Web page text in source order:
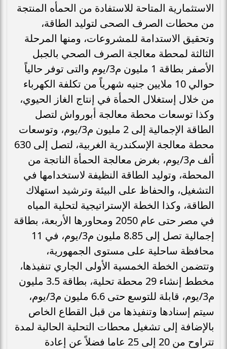
الاستثمارية المتاحة للاستفادة من الحمأه المنتجة
من محطات الصرف الصحى لتوليد الطاقة،
وتحقيق الاستدامة للمشروعات، ومنها المرحلة
الثالثة لمحطة معالجة الصرف الصحي بالجبل
الأصفر بطاقة 1 مليون م3/يوم والتى توفر حالياً
حوالي 10 ملايين جنيه شهرياً من تكلفة الكهرباء
من خلال إستغلال الحمأة في إنتاج الغاز الحيوي،
وكذا توسعات محطة معالجة أبورواش لتصل
الطاقة الإجمالية إلى 2 مليون م3/يوم، وتوسعات
محطة معالجة الإسكندرية الغربية، لتصل إلى 630
ألف م3/يوم، بغرض معالجة الحمأة الناتجة من
المحطة، وتوليد الطاقة النظيفة لاستخدامها في
التشغيل، والحفاظ على البيئة وترشيد استهلاك
الطاقة، وكذا الخطة الإستراتيجية لتحلية المياه
في مصر حتى عام 2050 ومحاورها الأربعة، بطاقة
إجمالية تصل إلى 8.85 مليون م3/يوم، في 11
محافظة ساحلية على مستوى الجمهورية،
وتتضمن الخطة الخمسية الأولى الجاري تنفيذها،
مخطط إنشاء 29 محطة تحلية، بطاقة 3.5 مليون
م3/يوم، قابلة للتوسع حتى 6.6 مليون م3/يوم،
سيتم إسنادها وتنفيذها من قبل القطاع الخاص
بالإضافة إلى تشغيل محطات التحلية الحالية لمدة
تتراوح من 20 إلى 25 عاما فضلاً عن إعادة